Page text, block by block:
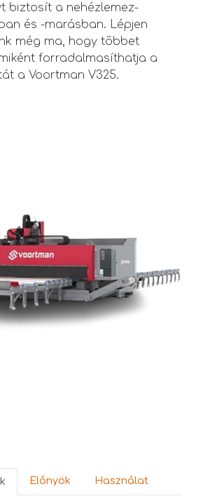
biztosít a nehézlemez-
és -marásban. Lépjen
még ma, hogy többet
forradalmasíthatja a
a Voortman V325.
Előnyök Használat